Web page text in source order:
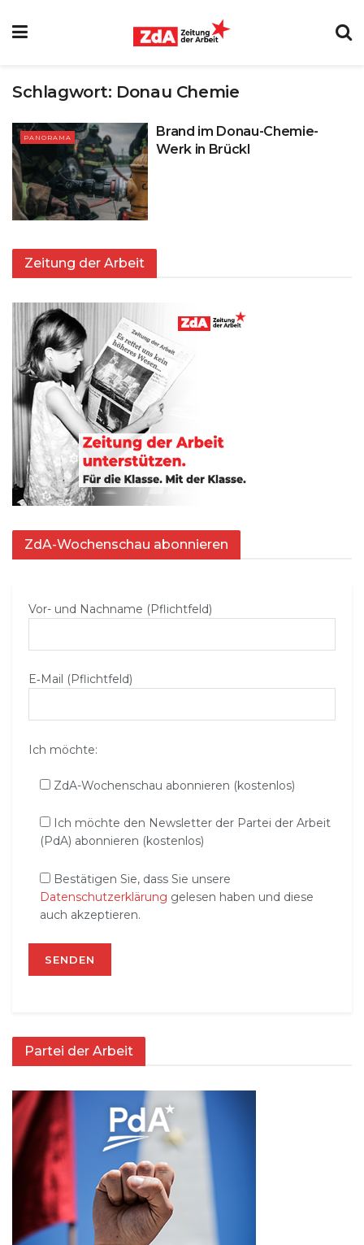
Schlagwort: Donau Chemie
PANORAMA
Brand im Donau-Chemie-
Werk in Brückl
Zeitung der Arbeit
ZdA-Wochenschau abonnieren
Vor- und Nachname (Pflichtfeld)
E‑Mail (Pflichtfeld)
Ich möchte:
ZdA-Wochenschau abonnieren (kostenlos)
Ich möchte den Newsletter der Partei der Arbeit
(PdA) abonnieren (kostenlos)
Bestätigen Sie, dass Sie unsere
Datenschutzerklärung gelesen haben und diese
auch akzeptieren.
Partei der Arbeit